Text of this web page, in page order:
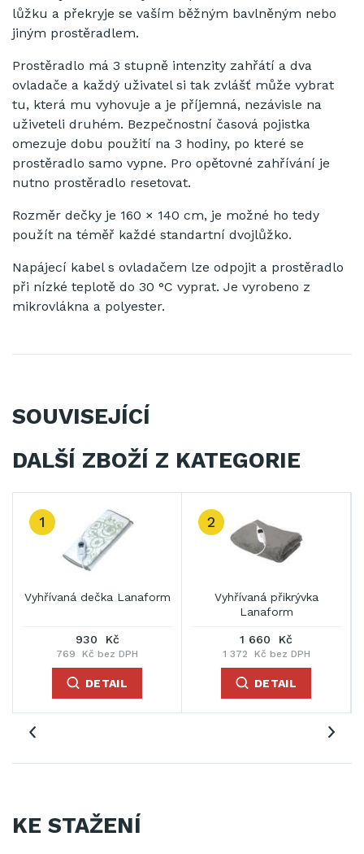
lůžku a překryje se vaším běžným bavlněným nebo
jiným prostěradlem.
Prostěradlo má 3 stupně intenzity zahřátí a dva
ovladače a každý uživatel si tak zvlášť může vybrat
tu, která mu vyhovuje a je příjemná, nezávisle na
uživeteli druhém. Bezpečnostní časová pojistka
omezuje dobu použití na 3 hodiny, po které se
prostěradlo samo vypne. Pro opětovné zahřívání je
nutno prostěradlo resetovat.
Rozměr dečky je 160 × 140 cm, je možné ho tedy
použít na téměř každé standartní dvojlůžko.
Napájecí kabel s ovladačem lze odpojit a prostěradlo
při nízké teplotě do 30 °C vyprat. Je vyrobeno z
mikrovlákna a polyester.
SOUVISEJÍCÍ
DALŠÍ ZBOŽÍ Z KATEGORIE
1
Vyhřívaná dečka Lanaform
930 Kč
769 Kč bez DPH
DETAIL
2
Vyhřívaná přikrývka
Lanaform
1 660 Kč
1 372 Kč bez DPH
DETAIL
KE STAŽENÍ